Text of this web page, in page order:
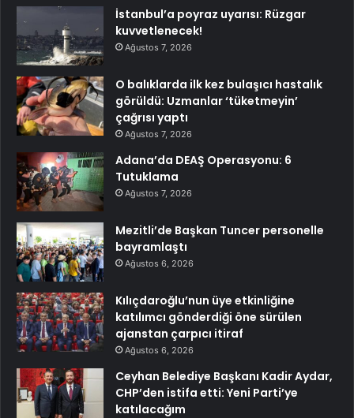
İstanbul’a poyraz uyarısı: Rüzgar
kuvvetlenecek!
Ağustos 7, 2026
O balıklarda ilk kez bulaşıcı hastalık
görüldü: Uzmanlar ‘tüketmeyin’
çağrısı yaptı
Ağustos 7, 2026
Adana’da DEAŞ Operasyonu: 6
Tutuklama
Ağustos 7, 2026
Mezitli’de Başkan Tuncer personelle
bayramlaştı
Ağustos 6, 2026
Kılıçdaroğlu’nun üye etkinliğine
katılımcı gönderdiği öne sürülen
ajanstan çarpıcı itiraf
Ağustos 6, 2026
Ceyhan Belediye Başkanı Kadir Aydar,
CHP’den istifa etti: Yeni Parti’ye
katılacağım